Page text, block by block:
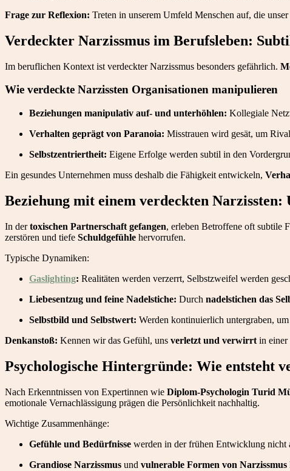
Frage zur Reflexion: Treten in unserem Umfeld Menschen auf, die
Verdeckter Narzissmus im Berufsleben:
Im beruflichen Kontext ist verdeckter Narzissmus besonders gefährlich.
Wie verdeckte Narzissten Organisationen manipulieren
Beziehungen manipulativ auf- und unterhöhlen: Kollegiale
Verhalten geprägt von Paranoia: Misstrauen wird gesät, um
Selbstzentriertheit: Eigene Erfolge werden subtil in den
Ein gesundes Unternehmen muss deshalb die Fähigkeit entwickeln,
Beziehung mit einem verdeckten Narzissten:
In dertoxischen Partnerschaft gefangen, erleben Betroffene oft subtile
zerstören und tiefe Schuldgefühle hervorrufen.
Typische Dynamiken:
Gaslighting: Realitäten werden verzerrt, Selbstzweifel werden
Liebesentzug und feine Nadelstiche: Durch nadelstichen das
Selbstbild und Selbstwert: Werden kontinuierlich untergraben,
Denkanstoß: Kennen wir das Gefühl, uns verletzt und verwirrt in einer
Psychologische Hintergründe: Wie entsteht
Nach Erkenntnissen von Expertinnen wie Diplom-Psychologin Turid
emotionale Vernachlässigung prägen die Persönlichkeit nachhaltig.
Wichtige Zusammenhänge:
Gefühle und Bedürfnisse werden in der frühen Entwicklung nicht
Grandiose Narzissmus und vulnerable Formen von Narzissmus